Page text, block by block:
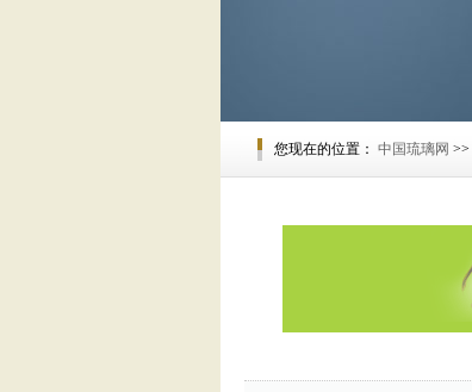
您现在的位置： 中国琉璃网 >>